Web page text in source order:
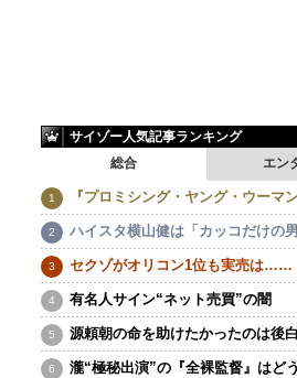
サイゾー人気記事ランキング
エン
総合
『プロミシング・ヤング・ウーマ
ハイスタ横山健は「カッコだけの男
セクゾがオリコン1位も実売は……
有名人サイン“ネット売買”の闇
源頼朝の命を助けたかったのは後
瀧“極秘出演”の『全裸監督』はど